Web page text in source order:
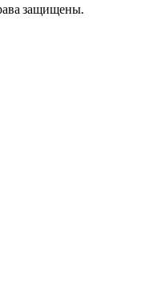
защищены.